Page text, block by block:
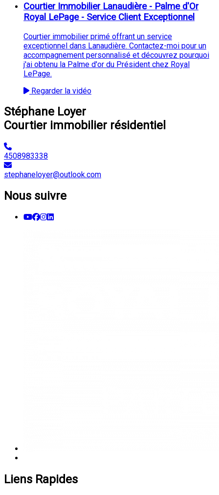
Courtier Immobilier Lanaudière - Palme d'Or
Royal LePage - Service Client Exceptionnel
Courtier immobilier primé offrant un service
exceptionnel dans Lanaudière. Contactez-moi pour un
accompagnement personnalisé et découvrez pourquoi
j'ai obtenu la Palme d'or du Président chez Royal
LePage.
Regarder la vidéo
Stéphane Loyer
Courtier immobilier résidentiel
4508983338
stephaneloyer@outlook.com
Nous suivre
Liens Rapides